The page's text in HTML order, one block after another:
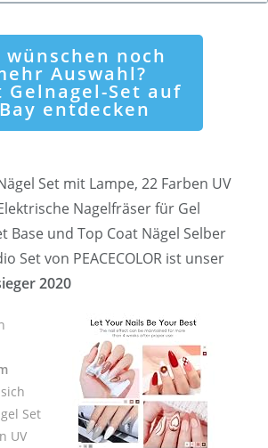
wünschen noch
Auswahl?
Gelnagel-Set auf
entdecken
Set mit Lampe, 22 Farben UV
Nagelfräser für Gel
Base und Top Coat Nägel Selber
Set von PEACECOLOR ist unser
2020
Set
UV